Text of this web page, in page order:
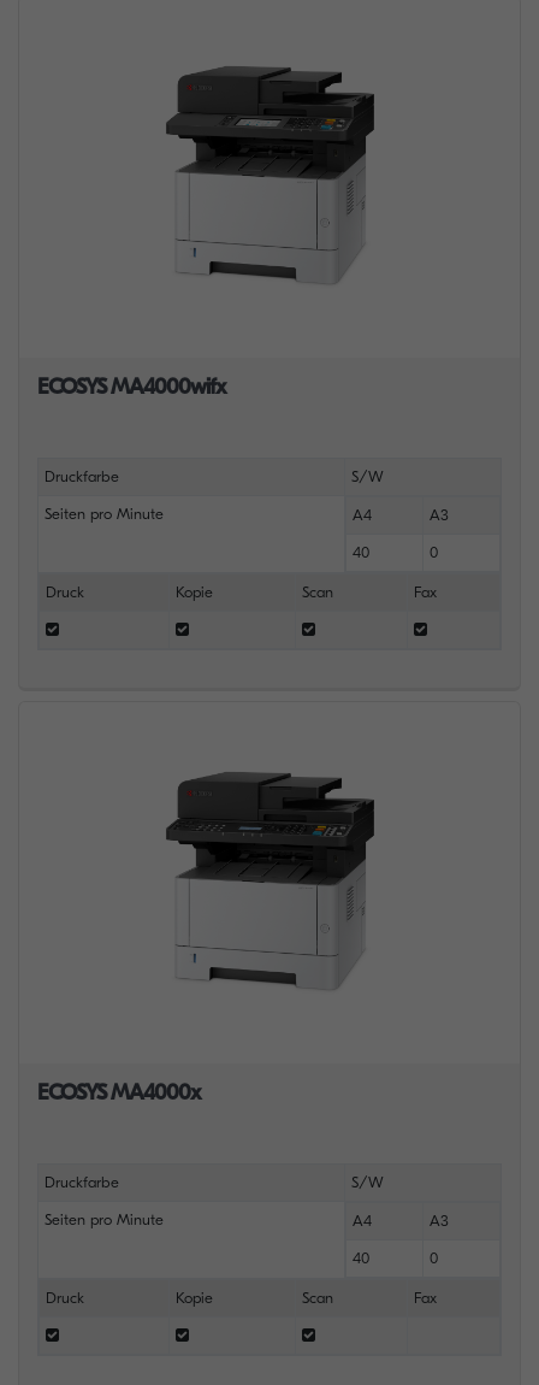
ECOSYS MA4000wifx
Druckfarbe S/W
Seiten pro Minute A4 A3
40 0
Druck Kopie Scan Fax
ECOSYS MA4000x
Druckfarbe S/W
Seiten pro Minute A4 A3
40 0
Druck Kopie Scan Fax